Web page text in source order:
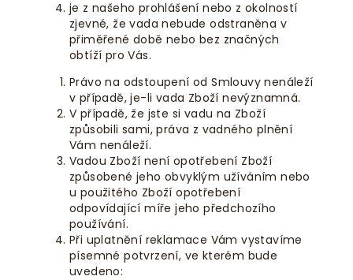
je z našeho prohlášení nebo z okolností
zjevné, že vada nebude odstraněna v
přiměřené době nebo bez značných
obtíží pro Vás.
Právo na odstoupení od Smlouvy nenáleží
v případě, je-li vada Zboží nevýznamná.
V případě, že jste si vadu na Zboží
způsobili sami, práva z vadného plnění
Vám nenáleží.
Vadou Zboží není opotřebení Zboží
způsobené jeho obvyklým užíváním nebo
u použitého Zboží opotřebení
odpovídající míře jeho předchozího
používání.
Při uplatnění reklamace Vám vystavíme
písemné potvrzení, ve kterém bude
uvedeno: